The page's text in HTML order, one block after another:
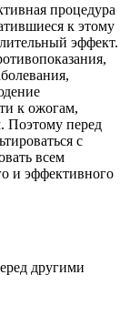
процедура
к этому
эффект.
к ожогам,
Поэтому перед
с
всем
и эффективного
другими